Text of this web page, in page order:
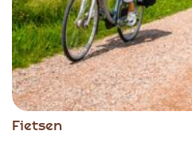
Fietsen
Item